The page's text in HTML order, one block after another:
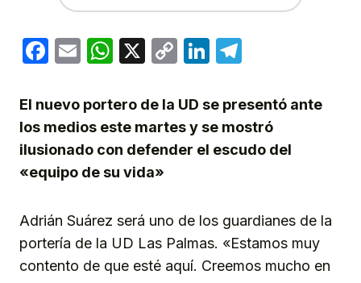
Facebook
EmailWhatsApp
X
CopyLinkedIn
El nuevo portero de la UD se presentó ante
los medios este martes y se mostró
ilusionado con defender el escudo del
«equipo de su vida»
Adrián Suárez será uno de los guardianes de la
portería de la UD Las Palmas. «Estamos muy
contento de que esté aquí. Creemos mucho en